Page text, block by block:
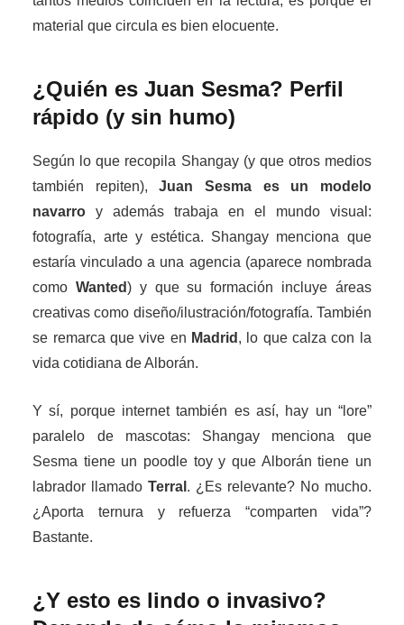
material que circula es bien elocuente.
¿Quién es Juan Sesma? Perfil
rápido (y sin humo)
Según lo que recopila Shangay (y que otros medios
también repiten),Juan Sesma es un modelo
navarro y además trabaja en el mundo visual:
fotografía, arte y estética. Shangay menciona que
estaría vinculado a una agencia (aparece nombrada
comoWanted) y que su formación incluye áreas
creativas como diseño/ilustración/fotografía. También
se remarca que vive en Madrid , lo que calza con la
vida cotidiana de Alborán.
Y sí, porque internet también es así, hay un “lore”
paralelo de mascotas: Shangay menciona que
Sesma tiene un poodle toy y que Alborán tiene un
labrador llamadoTerral . ¿Es relevante? No mucho.
¿Aporta ternura y refuerza “comparten vida”?
Bastante.
¿Y esto es lindo o invasivo?